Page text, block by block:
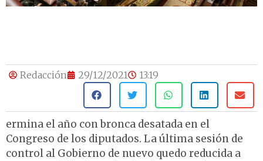
Redacción 29/12/2021 13:19
ermina el año con bronca desatada en el
Congreso de los diputados. La última sesión de
control al Gobierno de nuevo quedo reducida a